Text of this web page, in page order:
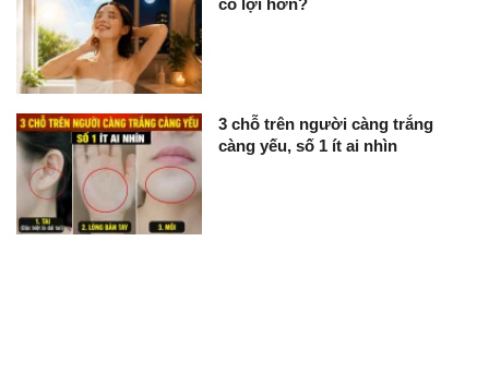
có lợi hơn?
3 chỗ trên người càng trắng
càng yếu, số 1 ít ai nhìn